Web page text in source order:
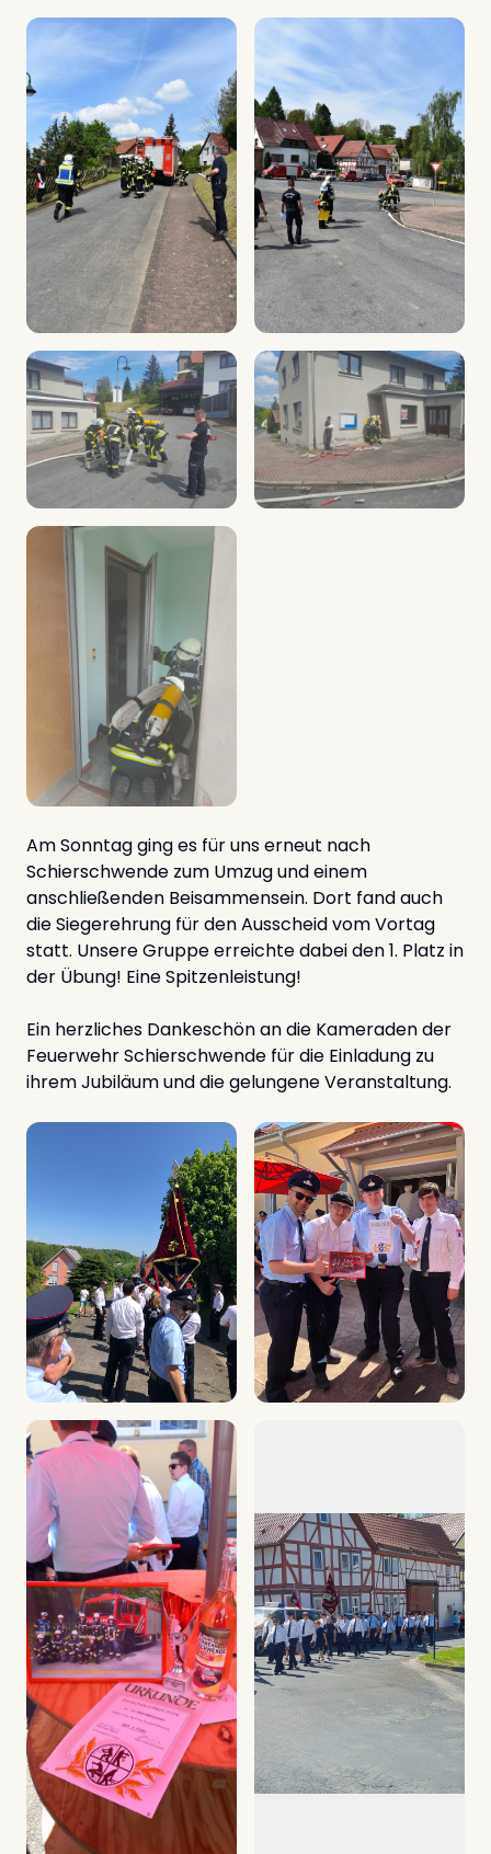
Am Sonntag ging es für uns erneut nach
Schierschwende zum Umzug und einem
anschließenden Beisammensein. Dort fand auch
die Siegerehrung für den Ausscheid vom Vortag
statt. Unsere Gruppe erreichte dabei den 1. Platz in
der Übung! Eine Spitzenleistung!
Ein herzliches Dankeschön an die Kameraden der
Feuerwehr Schierschwende für die Einladung zu
ihrem Jubiläum und die gelungene Veranstaltung.